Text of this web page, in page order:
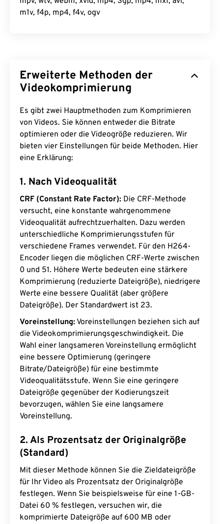
m1v, f4p, mp4, f4v, ogv
Erweiterte Methoden der
Videokomprimierung
Es gibt zwei Hauptmethoden zum Komprimieren
von Videos. Sie können entweder die Bitrate
optimieren oder die Videogröße reduzieren. Wir
bieten vier Einstellungen für beide Methoden. Hier
eine Erklärung:
1. Nach Videoqualität
CRF (Constant Rate Factor): Die CRF-Methode
versucht, eine konstante wahrgenommene
Videoqualität aufrechtzuerhalten. Dazu werden
unterschiedliche Komprimierungsstufen für
verschiedene Frames verwendet. Für den H264-
Encoder liegen die möglichen CRF-Werte zwischen
0 und 51. Höhere Werte bedeuten eine stärkere
Komprimierung (reduzierte Dateigröße), niedrigere
Werte eine bessere Qualität (aber größere
Dateigröße). Der Standardwert ist 23.
Voreinstellung: Voreinstellungen beziehen sich auf
die Videokomprimierungsgeschwindigkeit. Die
Wahl einer langsameren Voreinstellung ermöglicht
eine bessere Optimierung (geringere
Bitrate/Dateigröße) für eine bestimmte
Videoqualitätsstufe. Wenn Sie eine geringere
Dateigröße gegenüber der Kodierungszeit
bevorzugen, wählen Sie eine langsamere
Voreinstellung.
2. Als Prozentsatz der Originalgröße
(Standard)
Mit dieser Methode können Sie die Zieldateigröße
für Ihr Video als Prozentsatz der Originalgröße
festlegen. Wenn Sie beispielsweise für eine 1-GB-
Datei 60 % festlegen, versuchen wir, die
komprimierte Dateigröße auf 600 MB oder